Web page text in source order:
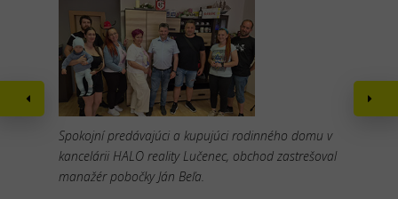
Spokojní predávajúci a kupujúci rodinného domu v
kancelárii HALO reality Lučenec, obchod zastrešoval
manažér pobočky Ján Beľa.